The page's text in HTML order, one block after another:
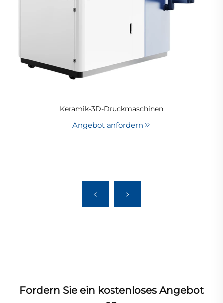
Keramik-3D-Druckmaschinen
Angebot anfordern
Fordern Sie ein kostenloses Angebot